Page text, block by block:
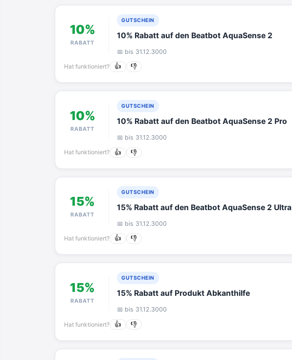
10%
RABATT
GUTSCHEIN
10% Rabatt auf den Beatbot AquaSense 2
📅 bis 31.12.3000
Hat funktioniert? 👍 👎
10%
RABATT
GUTSCHEIN
10% Rabatt auf den Beatbot AquaSense 2 Pro
📅 bis 31.12.3000
Hat funktioniert? 👍 👎
15%
RABATT
GUTSCHEIN
15% Rabatt auf den Beatbot AquaSense 2 Ultra
📅 bis 31.12.3000
Hat funktioniert? 👍 👎
15%
RABATT
GUTSCHEIN
15% Rabatt auf Produkt Abkanthilfe
📅 bis 31.12.3000
Hat funktioniert? 👍 👎